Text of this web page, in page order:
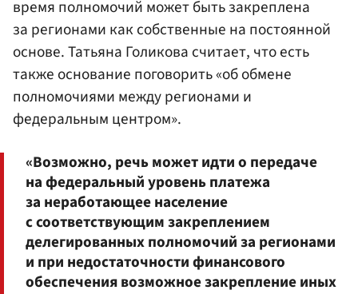
время полномочий может быть закреплена
за регионами как собственные на постоянной
основе. Татьяна Голикова считает, что есть
также основание поговорить «об обмене
полномочиями между регионами и
федеральным центром».
«Возможно, речь может идти о передаче
на федеральный уровень платежа
за неработающее население
с соответствующим закреплением
делегированных полномочий за регионами
и при недостаточности финансового
обеспечения возможное закрепление иных